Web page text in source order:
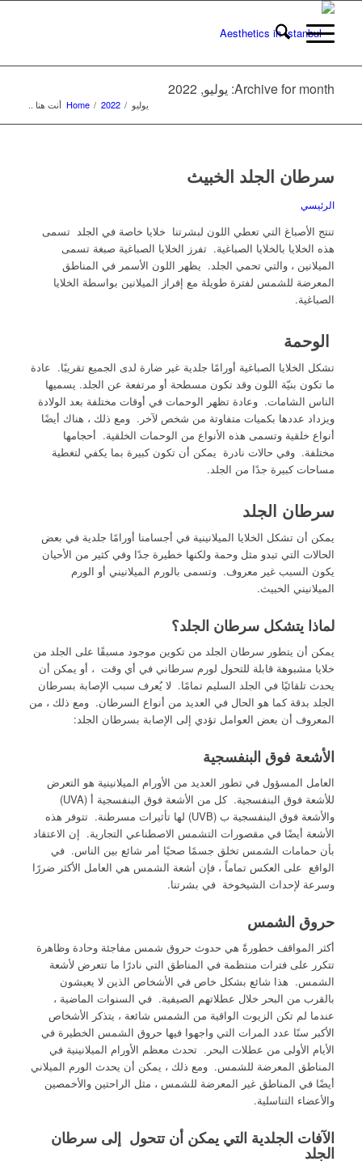
Archive for month: يوليو, 2022
أنت هنا .. Home / 2022 / يوليو
سرطان الجلد الخبيث
الرئيسي
تنتج الأصباغ التي تعطي اللون لبشرتنا خلايا خاصة في الجلد تسمى
هذه الخلايا بالخلايا الصباغية. تفرز الخلايا الصباغية صبغة تسمى
الميلانين ، والتي تحمي الجلد. يظهر اللون الأسمر في المناطق
المعرضة للشمس لفترة طويلة مع إفراز الميلانين بواسطة الخلايا
الصباغية.
الوحمة
تشكل الخلايا الصباغية أورامًا جلدية غير ضارة لدى الجميع تقريبًا. عادة
ما تكون بنيّة اللون وقد تكون مسطحة أو مرتفعة عن الجلد. يسميها
الناس الشامات. وعادة تظهر الوحمات في أوقات مختلفة بعد الولادة
ويزداد عددها بكميات متفاوتة من شخص لآخر. ومع ذلك ، هناك أيضًا
أنواع خلقية وتسمى هذه الأنواع من الوحمات الخلقية. أحجامها
مختلفة. وفي حالات نادرة يمكن أن تكون كبيرة بما يكفي لتغطية
مساحات كبيرة جدًا من الجلد.
سرطان الجلد
يمكن أن تشكل الخلايا الميلانينية في أجسامنا أورامًا جلدية في بعض
الحالات التي تبدو مثل وحمة ولكنها خطيرة جدًا وفي كثير من الأحيان
يكون السبب غير معروف. وتسمى بالورم الميلانيني أو الورم
الميلانيني الخبيث.
لماذا يتشكل سرطان الجلد؟
يمكن أن يتطور سرطان الجلد من تكوين موجود مسبقًا على الجلد من
خلايا مشبوهة قابلة للتحول لورم سرطاني في أي وقت ، أو يمكن أن
يحدث تلقائيًا في الجلد السليم تمامًا. لا يُعرف سبب الإصابة بسرطان
الجلد بدقة كما هو الحال في العديد من أنواع السرطان. ومع ذلك ، من
المعروف أن بعض العوامل تؤدي إلى الإصابة بسرطان الجلد:
الأشعة فوق البنفسجية
العامل المسؤول في تطور العديد من الأورام الميلانينية هو التعرض
للأشعة فوق البنفسجية. كل من الأشعة فوق البنفسجية أ (UVA)
والأشعة فوق البنفسجية ب (UVB) لها تأثيرات مسرطنة. تتوفر هذه
الأشعة أيضًا في مقصورات التشمس الاصطناعي التجارية. إن الاعتقاد
بأن حمامات الشمس تخلق جسمًا صحيًا أمر شائع بين الناس. في
الواقع على العكس تماماً ، فإن أشعة الشمس هي العامل الأكثر ضررًا
وسرعة لإحداث الشيخوخة في بشرتنا.
حروق الشمس
أكثر المواقف خطورةً هي حدوث حروق شمس مفاجئة وحادة وظاهرة
تتكرر على فترات منتظمة في المناطق التي نادرًا ما تتعرض لأشعة
الشمس. هذا شائع بشكل خاص في الأشخاص الذين لا يعيشون
بالقرب من البحر خلال عطلاتهم الصيفية. في السنوات الماضية ،
عندما لم تكن الزيوت الواقية من الشمس شائعة ، يتذكر الأشخاص
الأكبر سنًا عدد المرات التي واجهوا فيها حروق الشمس الخطيرة في
الأيام الأولى من عطلات البحر. تحدث معظم الأورام الميلانينية في
المناطق المعرضة للشمس. ومع ذلك ، يمكن أن يحدث الورم الميلاني
أيضًا في المناطق غير المعرضة للشمس ، مثل الراحتين والأخمصين
والأعضاء التناسلية.
الآفات الجلدية التي يمكن أن تتحول إلى سرطان
الجلد